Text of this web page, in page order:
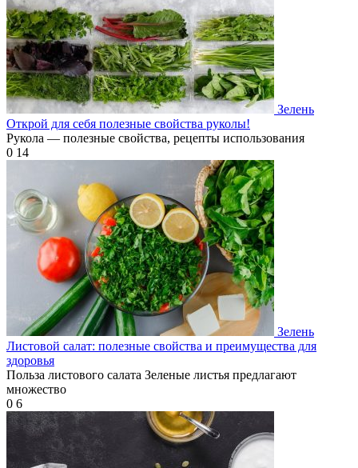
Зелень
Открой для себя полезные свойства руколы!
Рукола — полезные свойства, рецепты использования
0 14
Зелень
Листовой салат: полезные свойства и преимущества для
здоровья
Польза листового салата Зеленые листья предлагают
множество
0 6